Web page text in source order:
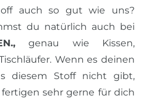
auch so gut wie uns?
du natürlich auch bei
genau wie Kissen,
Wenn es deinen
diesem Stoff nicht gibt,
sehr gerne für dich